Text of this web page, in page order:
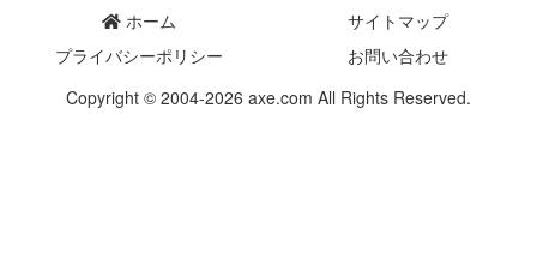
ホーム
サイトマップ
プライバシーポリシー
お問い合わせ
Copyright © 2004-2026 axe.com All Rights Reserved.